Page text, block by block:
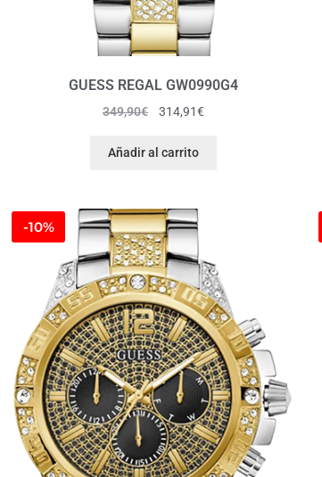
GUESS REGAL GW0990G4
349,90€ 314,91€
Añadir al carrito
-10%